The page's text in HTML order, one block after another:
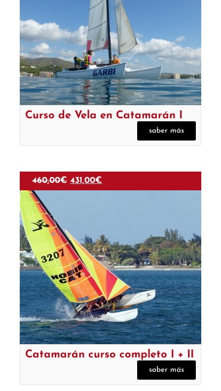
Curso de Vela en Catamarán I
saber más
460,00€ 431,00€
Catamarán curso completo I + II
saber más